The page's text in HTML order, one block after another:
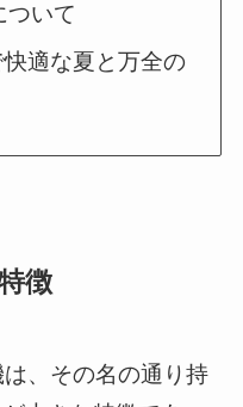
ついて
適な夏と万全の
徴
、その名の通り持